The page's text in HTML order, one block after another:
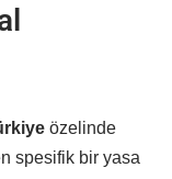
özelinde
spesifik bir yasa